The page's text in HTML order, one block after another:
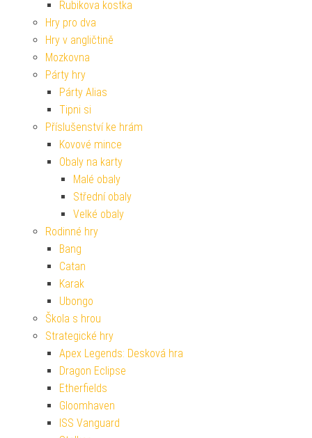
Rubikova kostka
Hry pro dva
Hry v angličtině
Mozkovna
Párty hry
Párty Alias
Tipni si
Příslušenství ke hrám
Kovové mince
Obaly na karty
Malé obaly
Střední obaly
Velké obaly
Rodinné hry
Bang
Catan
Karak
Ubongo
Škola s hrou
Strategické hry
Apex Legends: Desková hra
Dragon Eclipse
Etherfields
Gloomhaven
ISS Vanguard